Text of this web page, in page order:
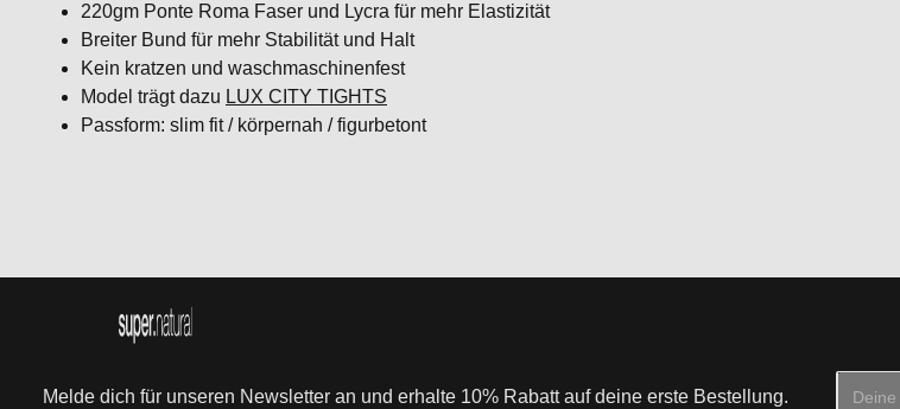
220gm Ponte Roma Faser und Lycra für mehr Elastizität
Breiter Bund für mehr Stabilität und Halt
Kein kratzen und waschmaschinenfest
Model trägt dazu LUX CITY TIGHTS
Passform: slim fit / körpernah / figurbetont
Melde dich für unseren Newsletter an und erhalte 10% Rabatt auf deine erste Bestellung.